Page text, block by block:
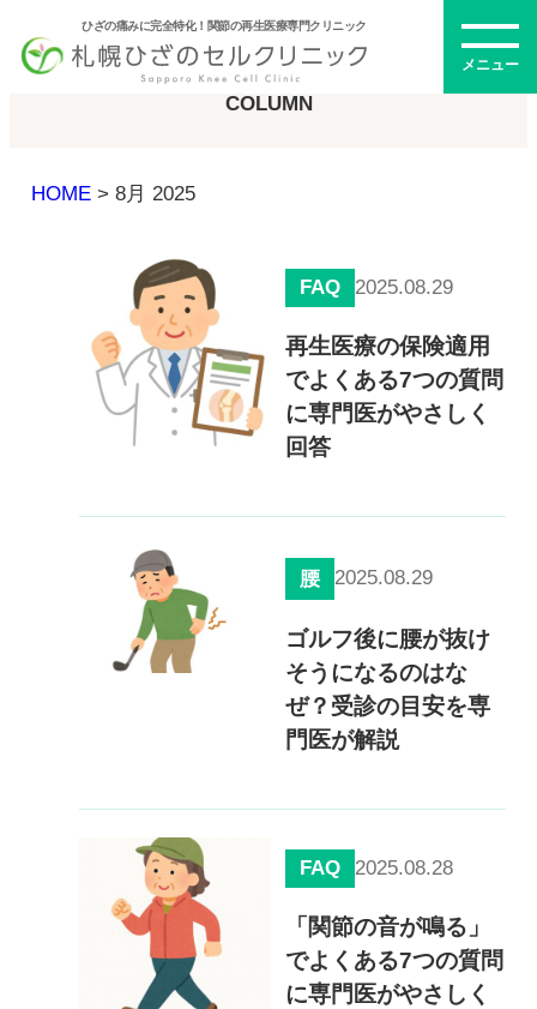
ひざの痛みに完全特化！関節の再生医療専門クリニック
メニュー
メニュー・料金
ひざの再生医療とは
幹細胞治療
慢性疼痛
再生医療とは
症例
よくある質問
お知らせ 採用情報
予約フォーム
コラム
COLUMN
HOME> 8月 2025
FAQ 2025.08.29
再生医療の保険適用
でよくある7つの質問
に専門医がやさしく
回答
腰 2025.08.29
ゴルフ後に腰が抜け
そうになるのはな
ぜ？受診の目安を専
門医が解説
FAQ 2025.08.28
「関節の音が鳴る」
でよくある7つの質問
に専門医がやさしく